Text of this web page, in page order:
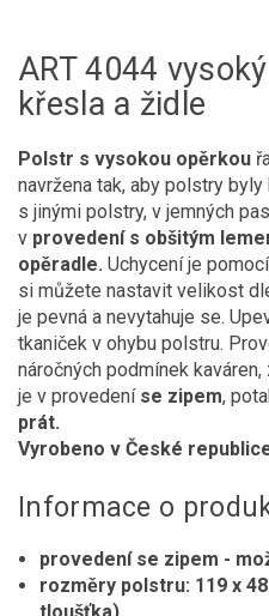
ART 4044
křesla a židle
Polstr s vysokou opěrkou
navržena tak, aby polstry
s jinými polstry, v jemných
v provedení s obšitým
opěradle. Uchycení je
si můžete nastavit velikost
je pevná a nevytahuje se.
tkaniček v ohybu polstru.
náročných podmínek
je v provedení se zipem,
prát.
Vyrobeno v České
Informace o
provedení se zipem -
rozměry polstru: 119 x